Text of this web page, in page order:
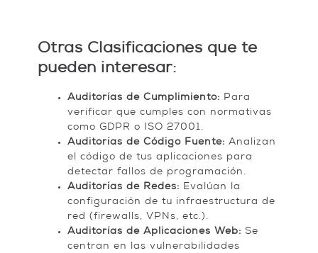
Otras Clasificaciones que te
pueden interesar:
Auditorías de Cumplimiento: Para
verificar que cumples con normativas
como GDPR o ISO 27001.
Auditorías de Código Fuente: Analizan
el código de tus aplicaciones para
detectar fallos de programación.
Auditorías de Redes: Evalúan la
configuración de tu infraestructura de
red (firewalls, VPNs, etc.).
Auditorías de Aplicaciones Web: Se
centran en las vulnerabilidades